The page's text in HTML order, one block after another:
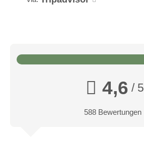
4,6 / 5
588 Bewertungen